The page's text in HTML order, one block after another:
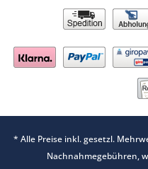
* Alle Preise inkl. gesetzl.
Nachnahmegebühren,